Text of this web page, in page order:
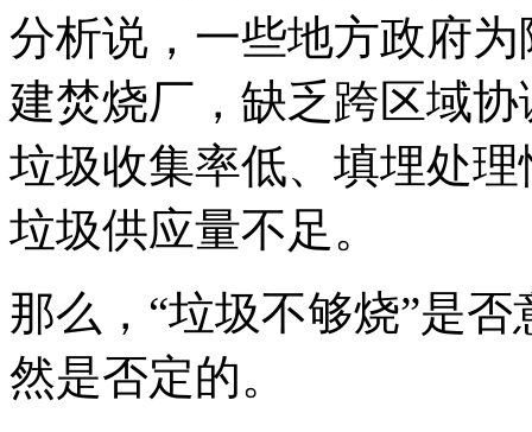
分析说，一些地方政府
建焚烧厂，缺乏跨区域
垃圾收集率低、填埋处
垃圾供应量不足。
那么，“垃圾不够烧”是
然是否定的。